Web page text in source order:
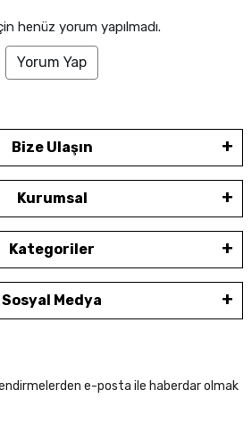
henüz yorum yapılmadı.
Yorum Yap
Bize Ulaşın
Kurumsal
Kategoriler
Sosyal Medya
e-posta ile haberdar olmak